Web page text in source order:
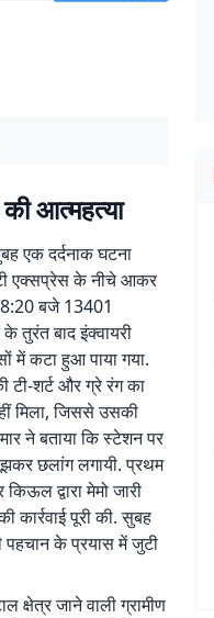
आत्महत्या
एक दर्दनाक घटना
एक्सप्रेस के नीचे आकर
बजे 13401
तुरंत बाद इंक्वायरी
में कटा हुआ पाया गया.
टी-शर्ट और ग्रे रंग का
मिला, जिससे उसकी
ने बताया कि स्टेशन पर
छलांग लगायी. प्रथम
द्वारा मेमो जारी
पूरी की. सुबह
के प्रयास में जुटी
क्षेत्र जाने वाली ग्रामीण